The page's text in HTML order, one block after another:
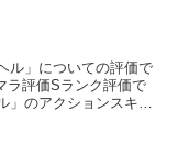
ル」についての評価で
ラ評価Sランク評価で
」のアクションスキル